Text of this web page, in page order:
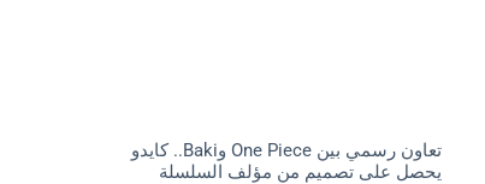
تعاون رسمي بين One Piece وBaki.. كايدو
يحصل على تصميم من مؤلف السلسلة